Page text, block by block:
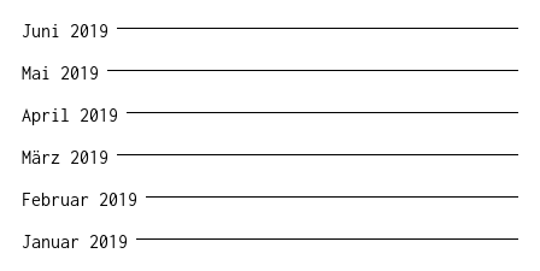
Juni 2019
Mai 2019
April 2019
März 2019
Februar 2019
Januar 2019